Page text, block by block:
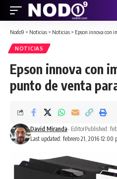
Nodo9 > Noticias > Noticias > Epson innova con
NOTICIAS
Epson innova con
punto de venta
Last updated: febrero 21, 2016 12:00
David Miranda- EditorPublished: